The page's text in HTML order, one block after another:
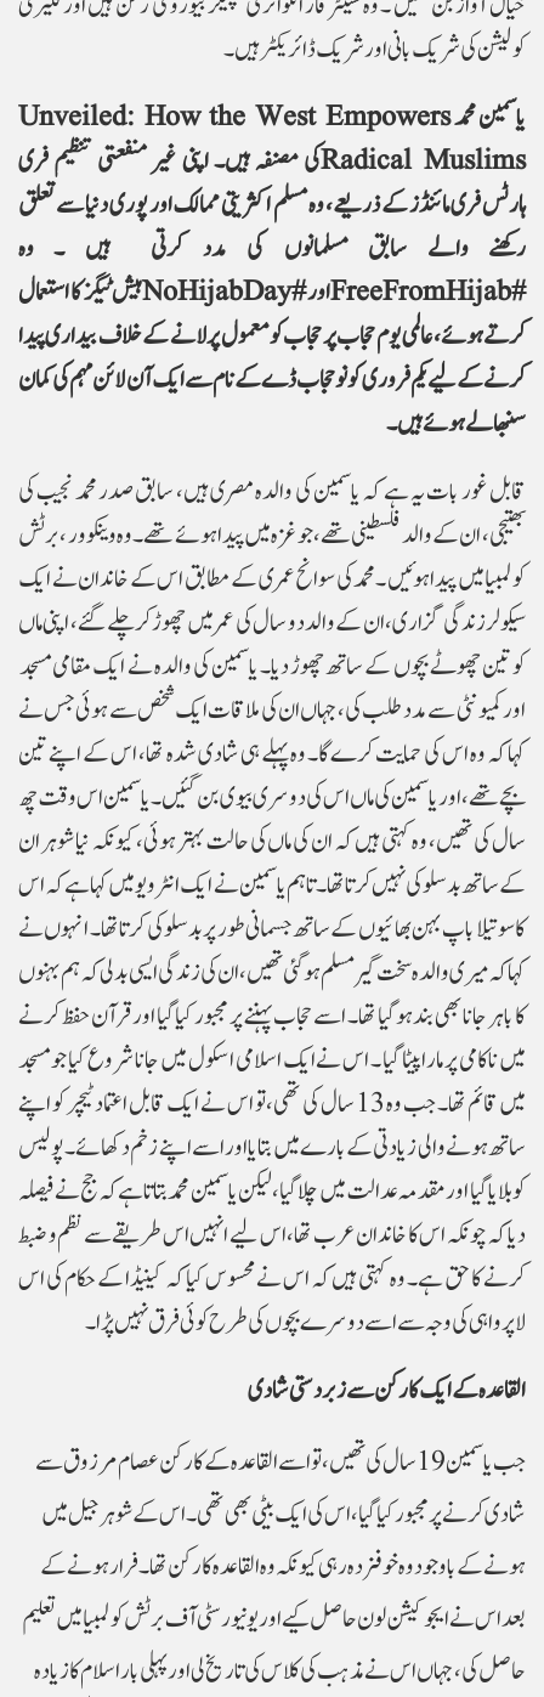
کولیشن کی شریک بانی اور شریک ڈائریکٹر ہیں۔
یاسمین محمدUnveiled: How the West Empowers
Radical Muslimsکی مصنفہ ہیں۔ اپنی غیر منفعتی تنظیم فری
ہارٹس فری مائنڈز کے ذریعے، وہ مسلم اکثریتی ممالک اور پوری دنیا سے تعلق
رکھنے والے سابق مسلمانوں کی مدد کرتی ہیں ۔ وہ
#
FreeFromHijabاور #NoHijabDayہیش ٹیگز کا استعمال
کرتے ہوئے، عالمی یوم حجاب پر حجاب کو معمول پر لانے کے خلاف بیداری پیدا
کرنے کے لیے یکم فروری کو نو حجاب ڈے کے نام سے ایک آن لائن مہم کی کمان
سنبھالے ہوئےہیں ۔
قابل غور بات یہ ہے کہ یاسمین کی والدہ مصری ہیں، سابق صدر محمد نجیب کی
بھتیجی ، ان کے والد فلسطینی تھے، جو غزہ میں پیدا ہوئے تھے ۔ وہ وینکوور ، برٹش
کولمبیا میں پیدا ہوئیں ۔محمد کی سوانح عمری کے مطابق اس کے خاندان نے ایک
سیکولر زندگی گزاری، ان کے والد دو سال کی عمر میں چھوڑ کر چلے گئے ، اپنی ماں
کو تین چھوٹے بچوں کے ساتھ چھوڑ دیا۔ یاسمین کی والدہ نے ایک مقامی مسجد
اور کمیونٹی سے مدد طلب کی، جہاں ان کی ملاقات ایک شخص سے ہوئی جس نے
کہا کہ وہ اس کی حمایت کرے گا۔ وہ پہلے ہی شادی شدہ تھا، اس کے اپنے تین
بچے تھے، اور یاسمین کی ماں اس کی دوسری بیوی بن گئیں۔ یاسمین اس وقت چھ
سال کی تھیں، وہ کہتی ہیں کہ ان کی ماں کی حالت بہتر ہوئی، کیونکہ نیا شوہر ان
کے ساتھ بدسلوکی نہیں کرتا تھا۔ تاہم یاسمین نے ایک انٹرویو میں کہا ہے کہ اس
کا سوتیلا باپ بہن بھائیوں کے ساتھ جسمانی طور پر بدسلوکی کرتا تھا۔ انہوں نے
کہا کہ میری والدہ سخت گیر مسلم ہوگئی تھیں ،ان کی زندگی ایسی بدلی کہ ہم بہنوں
کا باہر جانا بھی بند ہوگیا تھا۔ اسے حجاب پہننے پر مجبور کیا گیا اور قرآن حفظ کرنے
میں ناکامی پر مارا پیٹا گیا ۔ اس نے ایک اسلامی اسکول میں جانا شروع کیا جو مسجد
میں قائم تھا۔ جب وہ 13 سال کی تھی، تو اس نے ایک قابل اعتماد ٹیچر کو اپنے
ساتھ ہونے والی زیادتی کے بارے میں بتایا اور اسے اپنے زخم دکھائے۔ پولیس
کو بلایا گیا اور مقدمہ عدالت میں چلا گیا، لیکن یاسمین محمد بتاتا ہے کہ جج نے فیصلہ
دیا کہ چونکہ اس کا خاندان عرب تھا، اس لیے انہیں اس طریقے سے نظم و ضبط
کرنے کا حق ہے۔ وہ کہتی ہیں کہ اس نے محسوس کیا کہ کینیڈا کے حکام کی اس
لاپرواہی کی وجہ سے اسے دوسرے بچوں کی طرح کوئی فرق نہیں پڑا۔
القاعدہ کے ایک کارکن سے زبردستی شادی
جب یاسمین 19 سال کی تھیں، تو اسے القاعدہ کے کارکن عصام مرزوق سے
شادی کرنے پر مجبور کیا گیا ، اس کی ایک بیٹی بھی تھی۔ اس کے شوہر جیل میں
ہونے کے باوجود وہ خوفزدہ رہی کیونکہ وہ القاعدہ کا رکن تھا۔ فرار ہونے کے
بعد اس نے ایجوکیشن لون حاصل کیے اور یونیورسٹی آف برٹش کولمبیا میں تعلیم
حاصل کی ، جہاں اس نے مذہب کی کلاس کی تاریخ لی اور پہلی بار اسلام کا زیادہ